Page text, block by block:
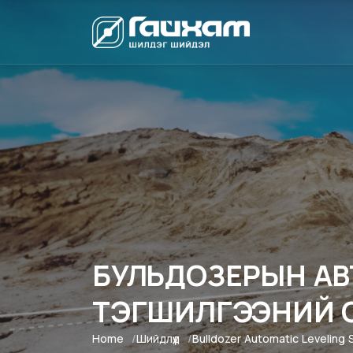
БУЛЬДОЗЕРЫН
ТЭГШИЛГЭЭНИЙ
Home Шийдлүүд Bulldozer Automatic Leveling